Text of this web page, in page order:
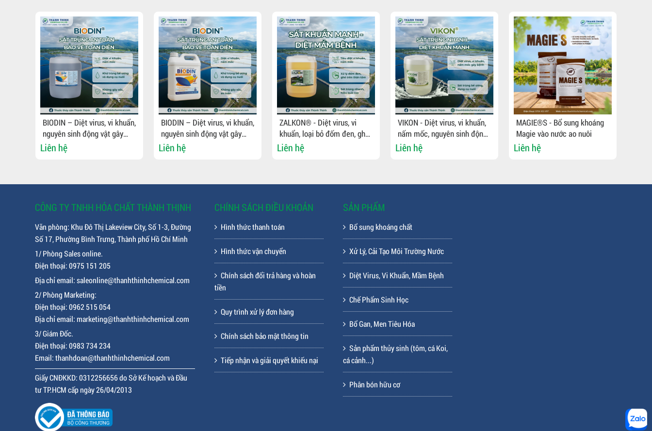
BIODIN – Diệt virus, vi khuẩn,
nguyên sinh động vật gây
bệnh, khử trùng bể ương,
dụng cụ nuôi
Liên hệ
BIODIN – Diệt virus, vi khuẩn,
nguyên sinh động vật gây
bệnh, khử trùng bể ương,
dụng cụ nuôi
Liên hệ
ZALKON® - Diệt virus, vi
khuẩn, loại bỏ đốm đen, ghẻ
trên tôm, sát trùng bể ương,
dụng cụ nuôi
Liên hệ
VIKON - Diệt virus, vi khuẩn,
nấm mốc, nguyên sinh động
vật gây bệnh, khử trùng bể
ương, dụng cụ nuôi
Liên hệ
MAGIE®S - Bổ sung khoáng
Magie vào nước ao nuôi
Liên hệ
CÔNG TY TNHH HÓA CHẤT THÀNH THỊNH
Văn phòng: Khu Đô Thị Lakeview City, Số 1-3, Đường
Số 17, Phường Bình Trưng, Thành phố Hồ Chí Minh
1/ Phòng Sales online.
Điện thoại: 0975 151 205
Địa chỉ email: saleonline@thanhthinhchemical.com
2/ Phòng Marketing:
Điện thoại: 0962 515 054
Địa chỉ email: marketing@thanhthinhchemical.com
3/ Giám Đốc.
Điện thoại: 0983 734 234
Email: thanhdoan@thanhthinhchemical.com
Giấy CNĐKKD: 0312256656 do Sở Kế hoạch và Đầu
tư TP.HCM cấp ngày 26/04/2013
CHÍNH SÁCH ĐIỀU KHOẢN
Hình thức thanh toán
Hình thức vận chuyển
Chính sách đổi trả hàng và hoàn
tiền
Quy trình xử lý đơn hàng
Chính sách bảo mật thông tin
Tiếp nhận và giải quyết khiếu nại
SẢN PHẨM
Bổ sung khoáng chất
Xử Lý, Cải Tạo Môi Trường Nước
Diệt Virus, Vi Khuẩn, Mầm Bệnh
Chế Phẩm Sinh Học
Bổ Gan, Men Tiêu Hóa
Sản phẩm thủy sinh (tôm, cá Koi,
cá cảnh...)
Phân bón hữu cơ